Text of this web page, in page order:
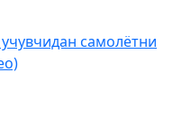
самолётни